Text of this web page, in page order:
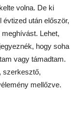
volna. De ki
évtized után először,
Lehet,
hogy soha
vagy támadtam.
szerkesztő,
mellőzve.